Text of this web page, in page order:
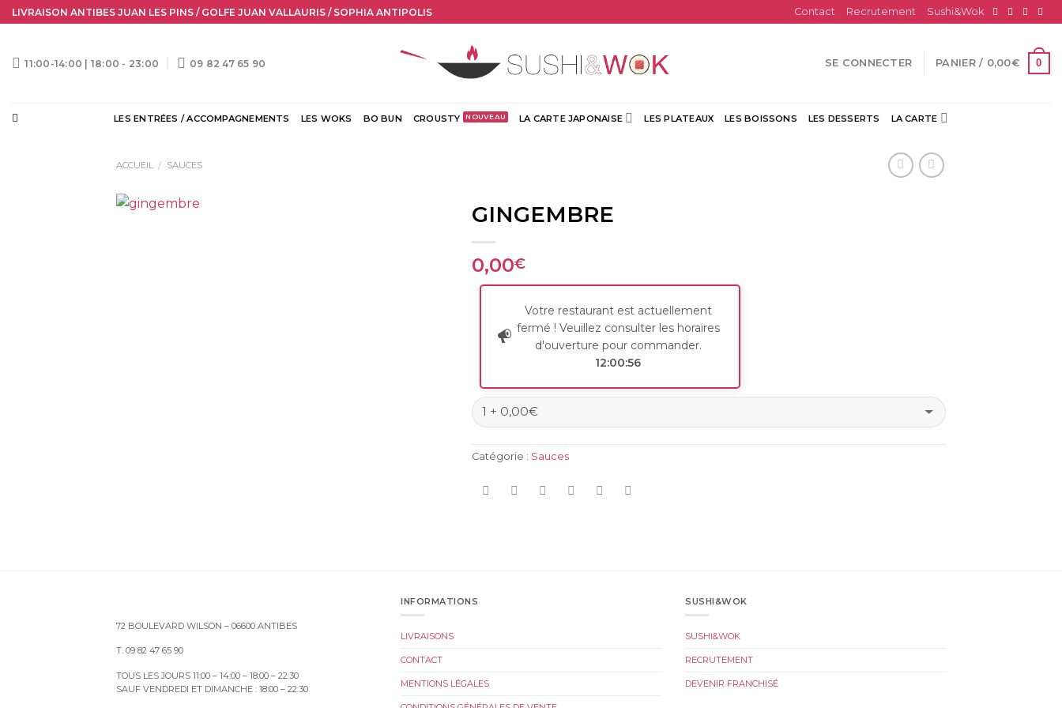
Skip
to
LIVRAISON ANTIBES JUAN LES PINS / GOLFE JUAN VALLAURIS / SOPHIA ANTIPOLIS Contact Recrutement Sushi&Wok
11:00-14:00 | 18:00 - 23:00 09 82 47 65 90 SE CONNECTER PANIER / 0,00€ 0
LES ENTRÉES / ACCOMPAGNEMENTS LES WOKS BO BUN CROUSTY LA CARTE JAPONAISE LES PLATEAUX LES BOISSONS LES DESSERTS LA CARTE
ACCUEIL / SAUCES
GINGEMBRE
0,00€
Votre restaurant est actuellement
fermé ! Veuillez consulter les horaires
d'ouverture pour commander.
12:00:55
Catégorie : Sauces
72 BOULEVARD WILSON – 06600 ANTIBES
T. 09 82 47 65 90
TOUS LES JOURS 11:00 – 14:00 – 18:00 – 22:30
SAUF VENDREDI ET DIMANCHE : 18:00 – 22:30
INFORMATIONS
LIVRAISONS
CONTACT
MENTIONS LÉGALES
SUSHI&WOK
SUSHI&WOK
RECRUTEMENT
DEVENIR FRANCHISÉ